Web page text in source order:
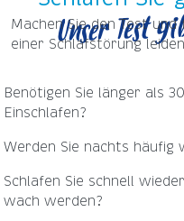
Unser Test
Machen Sie den Test
einer Schlafstörung
Benötigen Sie länger als
Einschlafen?
Werden Sie nachts häufig
Schlafen Sie schnell
wach werden?